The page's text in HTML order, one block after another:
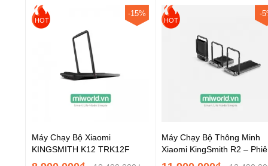
HOT
-15%
Máy Chạy Bộ Xiaomi
KINGSMITH K12 TRK12F
HOT
-
Máy Chạy Bộ Thông Minh
Xiaomi KingSmith R2 – Phiên
Bản Tốc Độ 12Km